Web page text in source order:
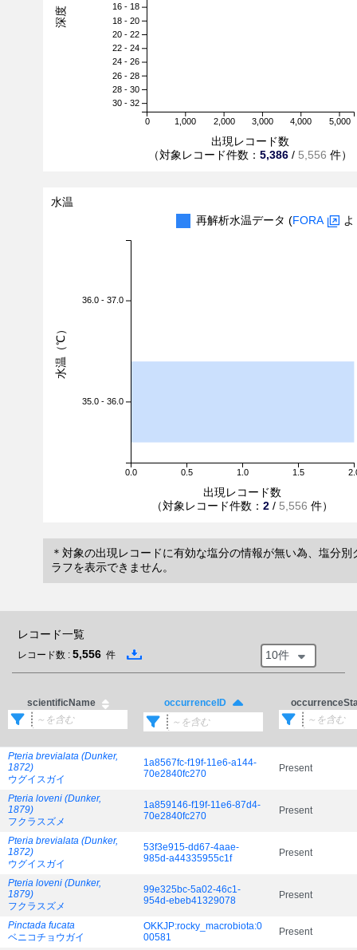
0 1,000 2,000 3,000 4,000 5,000
16 - 18
18 - 20
20 - 22
22 - 24
24 - 26
26 - 28
28 - 30
30 - 32
出現レコード数
（対象レコード件数： 5,386 / 5,556 件）
水温
再解析水温データ (FORA
0.0 0.5 1.0 1.5
36.0 - 37.0
35.0 - 36.0
出現レコード数
（対象レコード件数： 2 / 5,556 件）
水温（℃）
＊対象の出現レコードに有効な塩分の情報が無い為、塩分別
ラフを表示できません。
レコード一覧
レコード数 : 5,556 件 10件
scientificName occurrenceID
Pteria brevialata (Dunker,
1872)
ウグイスガイ
1a8567fc-f19f-11e6-a144-
70e2840fc270
Present
Pteria loveni (Dunker,
1879)
フクラスズメ
1a859146-f19f-11e6-87d4-
70e2840fc270
Present
Pteria brevialata (Dunker,
1872)
ウグイスガイ
53f3e915-dd67-4aae-
985d-a44335955c1f
Present
Pteria loveni (Dunker,
1879)
フクラスズメ
99e325bc-5a02-46c1-
954d-ebeb41329078
Present
Pinctada fucata
ベニコチョウガイ
OKKJP:rocky_macrobiota:0
00581
Present